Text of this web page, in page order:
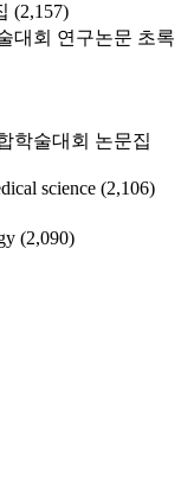
(2,157)
대회 연구논문 초록
학술대회 논문집
science (2,106)
(2,090)